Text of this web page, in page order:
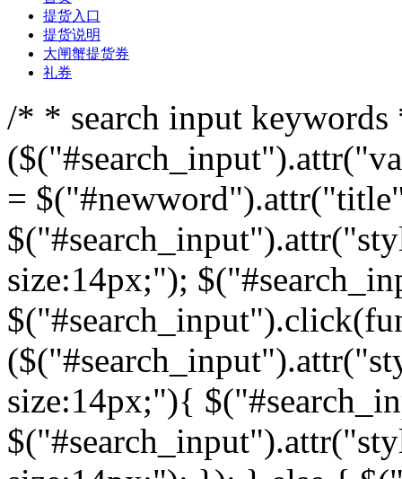
提货入口
提货说明
大闸蟹提货券
礼券
/* * search input
=
size:14px;");
size:14px;"){